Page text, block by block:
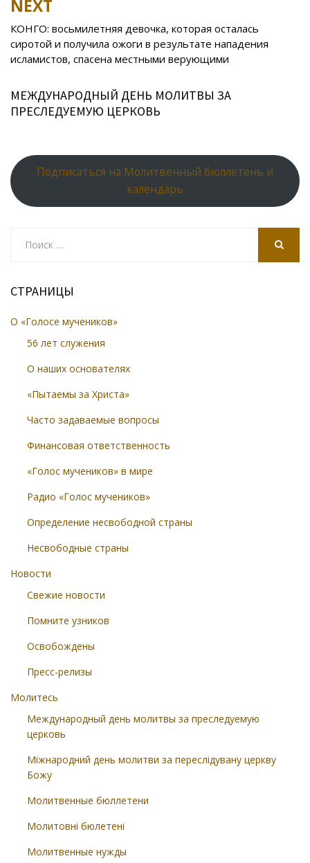
ni
ki
al
NEXT
КОНГО: восьмилетняя девочка, которая осталась
сиротой и получила ожоги в результате нападения
исламистов, спасена местными верующими
МЕЖДУНАРОДНЫЙ ДЕНЬ МОЛИТВЫ ЗА
ПРЕСЛЕДУЕМУЮ ЦЕРКОВЬ
Подписаться на Молитвенный бюллетень и
календарь
СТРАНИЦЫ
О «Голосе мучеников»
56 лет служения
О наших основателях
«Пытаемы за Христа»
Часто задаваемые вопросы
Финансовая ответственность
«Голос мучеников» в мире
Радио «Голос мучеников»
Определение несвободной страны
Несвободные страны
Новости
Свежие новости
Помните узников
Освобождены
Пресс-релизы
Молитесь
Международный день молитвы за преследуемую
церковь
Міжнародний день молитви за переслідувану церкву
Божу
Молитвенные бюллетени
Молитовні бюлетені
Молитвенные нужды